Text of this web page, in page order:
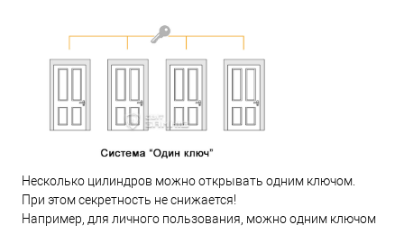
Несколько цилиндров можно открывать одним ключом.
При этом секретность не снижается!
Например, для личного пользования, можно одним ключом